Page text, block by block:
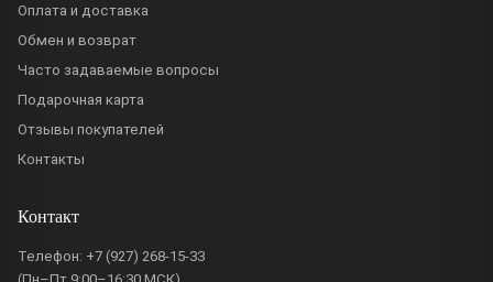
Оплата и доставка
Обмен и возврат
Часто задаваемые вопросы
Подарочная карта
Отзывы покупателей
Контакты
Контакт
Телефон: +7 (927) 268-15-33